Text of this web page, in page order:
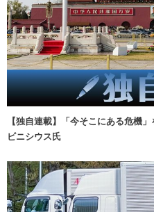
【独自連載】「今そこにある危機
ビニシウス氏